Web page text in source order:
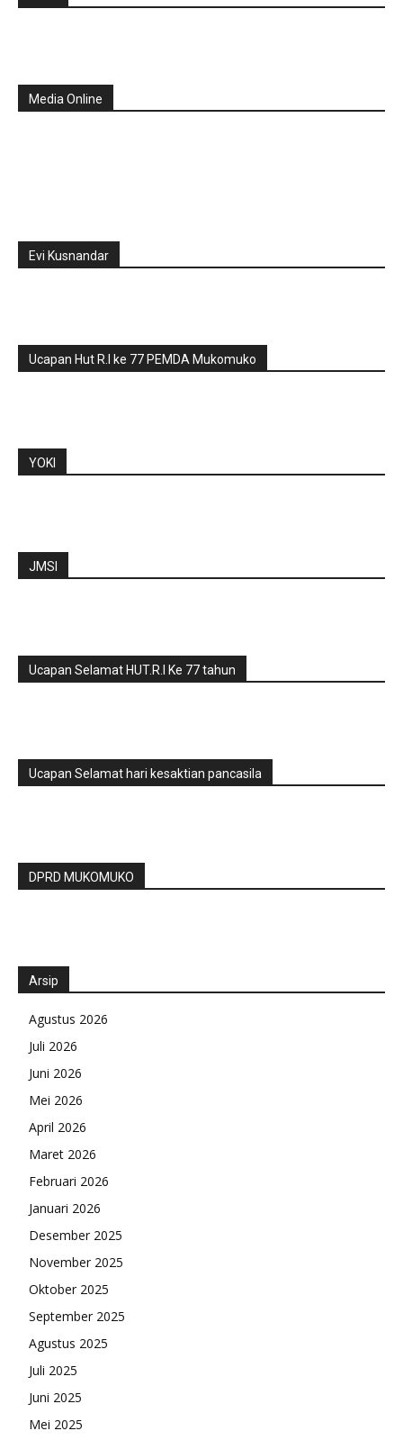
Media Online
Evi Kusnandar
Ucapan Hut R.I ke 77 PEMDA Mukomuko
YOKI
JMSI
Ucapan Selamat HUT.R.I Ke 77 tahun
Ucapan Selamat hari kesaktian pancasila
DPRD MUKOMUKO
Arsip
Agustus 2026
Juli 2026
Juni 2026
Mei 2026
April 2026
Maret 2026
Februari 2026
Januari 2026
Desember 2025
November 2025
Oktober 2025
September 2025
Agustus 2025
Juli 2025
Juni 2025
Mei 2025